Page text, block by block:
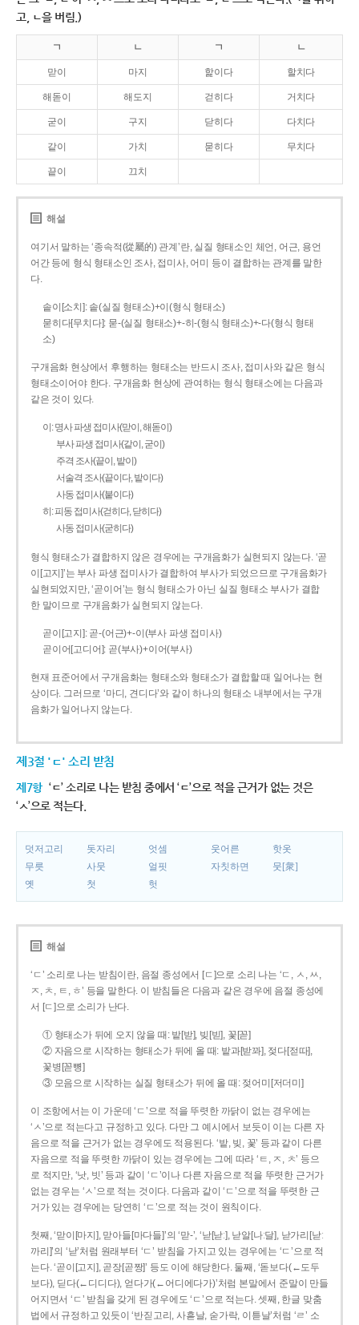
고, ㄴ을 버림.)
ㄱ ㄴ ㄱ ㄴ
맏이 마지 핥이다 할치다
해돋이 해도지 걷히다 거치다
굳이 구지 닫히다 다치다
같이 가치 묻히다 무치다
끝이 끄치
해설
여기서 말하는 ‘종속적(從屬的) 관계’란, 실질 형태소인 체언, 어근, 용언
어간 등에 형식 형태소인 조사, 접미사, 어미 등이 결합하는 관계를 말한
다.
솥이[소치]: 솥(실질 형태소)+이(형식 형태소)
묻히다[무치다]: 묻­-(실질 형태소)+­-히­-(형식 형태소)+-다(형식 형태
소)
구개음화 현상에서 후행하는 형태소는 반드시 조사, 접미사와 같은 형식
형태소이어야 한다. 구개음화 현상에 관여하는 형식 형태소에는 다음과
같은 것이 있다.
이: 명사 파생 접미사(맏이, 해돋이)
부사 파생 접미사(같이, 굳이)
주격 조사(끝이, 밭이)
서술격 조사(끝이다, 밭이다)
사동 접미사(붙이다)
히: 피동 접미사(걷히다, 닫히다)
사동 접미사(굳히다)
형식 형태소가 결합하지 않은 경우에는 구개음화가 실현되지 않는다. ‘곧
이[고지]’는 부사 파생 접미사가 결합하여 부사가 되었으므로 구개음화가
실현되었지만, ‘곧이어’는 형식 형태소가 아닌 실질 형태소 부사가 결합
한 말이므로 구개음화가 실현되지 않는다.
곧이[고지]: 곧-­(어근)+­-이(부사 파생 접미사)
곧이어[고디어]: 곧(부사)+이어(부사)
현재 표준어에서 구개음화는 형태소와 형태소가 결합할 때 일어나는 현
상이다. 그러므로 ‘마디, 견디다’와 같이 하나의 형태소 내부에서는 구개
음화가 일어나지 않는다.
제3절 'ㄷ' 소리 받침
제7항 ‘ㄷ’ 소리로 나는 받침 중에서 ‘ㄷ’으로 적을 근거가 없는 것은
‘ㅅ’으로 적는다.
덧저고리 돗자리 엇셈 웃어른
핫옷
무릇
사뭇 얼핏 자칫하면
뭇[衆]
옛
첫 헛
해설
‘ㄷ’ 소리로 나는 받침이란, 음절 종성에서 [ㄷ]으로 소리 나는 ‘ㄷ, ㅅ, ㅆ,
ㅈ, ㅊ, ㅌ, ㅎ’ 등을 말한다. 이 받침들은 다음과 같은 경우에 음절 종성에
서 [ㄷ]으로 소리가 난다.
① 형태소가 뒤에 오지 않을 때: 밭[받], 빚[빋], 꽃[꼳]
② 자음으로 시작하는 형태소가 뒤에 올 때: 밭과[받꽈], 젖다[젇따],
꽃병[꼳뼝]
③ 모음으로 시작하는 실질 형태소가 뒤에 올 때: 젖어미[저더미]
이 조항에서는 이 가운데 ‘ㄷ’으로 적을 뚜렷한 까닭이 없는 경우에는
‘ㅅ’으로 적는다고 규정하고 있다. 다만 그 예시에서 보듯이 이는 다른 자
음으로 적을 근거가 없는 경우에도 적용된다. ‘밭, 빚, 꽃’ 등과 같이 다른
자음으로 적을 뚜렷한 까닭이 있는 경우에는 그에 따라 ‘ㅌ, ㅈ, ㅊ’ 등으
로 적지만, ‘낫, 빗’ 등과 같이 ‘ㄷ’이나 다른 자음으로 적을 뚜렷한 근거가
없는 경우는 ‘ㅅ’으로 적는 것이다. 다음과 같이 ‘ㄷ’으로 적을 뚜렷한 근
거가 있는 경우에는 당연히 ‘ㄷ’으로 적는 것이 원칙이다.
첫째, ‘맏이[마지], 맏아들[마다들]’의 ‘맏-’, ‘낟[낟ː], 낟알[나ː달], 낟가리[낟ː
까리]’의 ‘낟’처럼 원래부터 ‘ㄷ’ 받침을 가지고 있는 경우에는 ‘ㄷ’으로 적
는다. ‘곧이[고지], 곧장[곧짱]’ 등도 이에 해당한다. 둘째, ‘돋보다(←도두
보다), 딛다(←디디다), 얻다가(←어디에다가)’처럼 본말에서 준말이 만들
어지면서 ‘ㄷ’ 받침을 갖게 된 경우에도 ‘ㄷ’으로 적는다. 셋째, 한글 맞춤
법에서 규정하고 있듯이 ‘반짇고리, 사흗날, 숟가락, 이튿날’처럼 ‘ㄹ’ 소